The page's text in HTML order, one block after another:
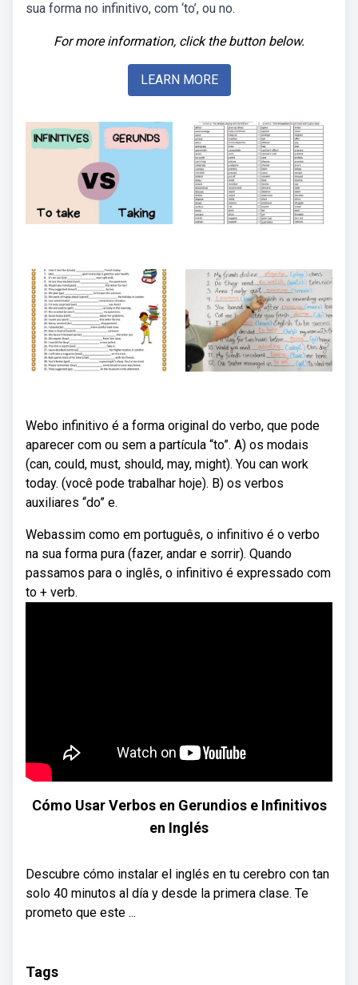
sua forma no infinitivo, com ‘to’, ou no.
For more information, click the button below.
LEARN MORE
Webo infinitivo é a forma original do verbo, que pode
aparecer com ou sem a partícula “to”. A) os modais
(can, could, must, should, may, might). You can work
today. (você pode trabalhar hoje). B) os verbos
auxiliares “do” e.
Webassim como em português, o infinitivo é o verbo
na sua forma pura (fazer, andar e sorrir). Quando
passamos para o inglês, o infinitivo é expressado com
to + verb.
Cómo Usar Verbos en Gerundios e Infinitivos
en Inglés
Descubre cómo instalar el inglés en tu cerebro con tan
solo 40 minutos al día y desde la primera clase. Te
prometo que este ...
Tags